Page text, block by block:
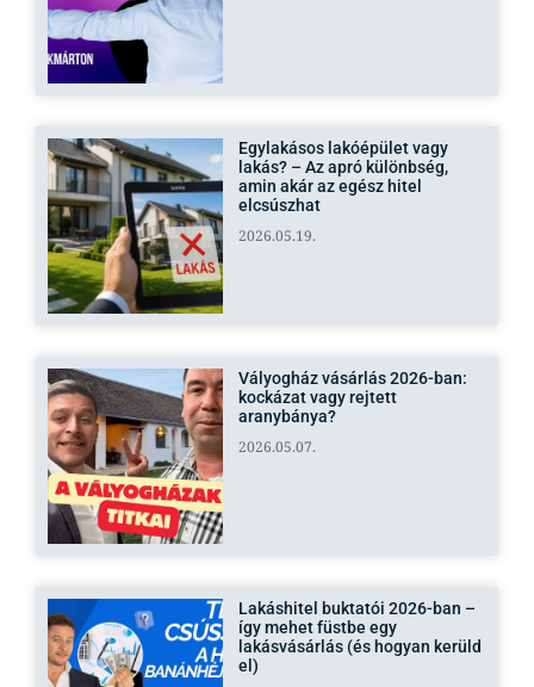
Egylakásos lakóépület vagy
lakás? – Az apró különbség,
amin akár az egész hitel
elcsúszhat
2026.05.19.
Vályogház vásárlás 2026-ban:
kockázat vagy rejtett
aranybánya?
2026.05.07.
Lakáshitel buktatói 2026-ban –
így mehet füstbe egy
lakásvásárlás (és hogyan kerüld
el)